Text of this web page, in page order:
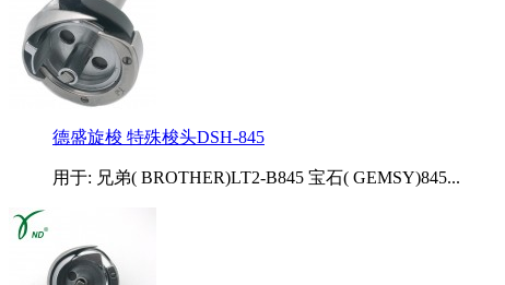
德盛旋梭 特殊梭头DSH-845
用于: 兄弟( BROTHER)LT2-B845 宝石( GEMSY)845...